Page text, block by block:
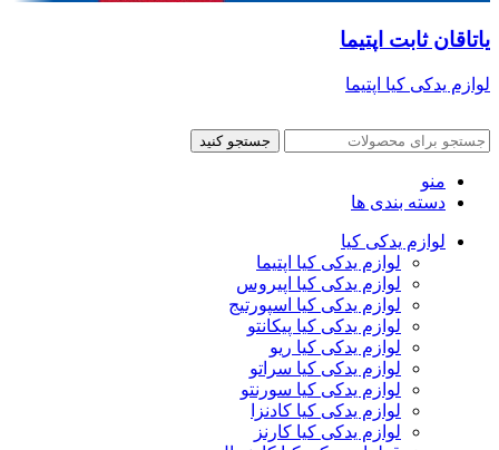
یاتاقان ثابت اپتیما
لوازم یدکی کیا اپتیما
جستجو کنید
منو
دسته بندی ها
لوازم یدکی کیا
لوازم یدکی کیا اپتیما
لوازم یدکی کیا اپیروس
لوازم یدکی کیا اسپورتیج
لوازم یدکی کیا پیکانتو
لوازم یدکی کیا ریو
لوازم یدکی کیا سراتو
لوازم یدکی کیا سورنتو
لوازم یدکی کیا کادنزا
لوازم یدکی کیا کارنز